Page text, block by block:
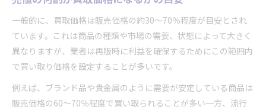
一般的に、買取価格は販売価格の約30〜70％程度が目安とされ
ています。これは商品の種類や市場の需要、状態によって大きく
異なりますが、業者は再販時に利益を確保するためにこの範囲内
で買い取り価格を設定することが多いです。
例えば、ブランド品や貴金属のように需要が安定している商品は
販売価格の60〜70％程度で買い取られることが多い一方、流行